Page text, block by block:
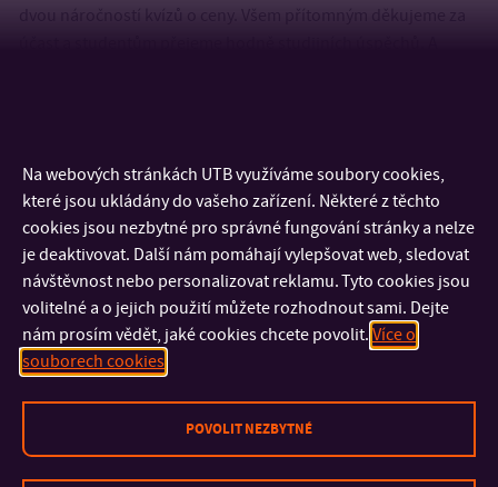
dvou náročností kvízů o ceny. Všem přítomným děkujeme za
KONTAKT
Na webových stránkách UTB využíváme soubory cookies,
které jsou ukládány do vašeho zařízení. Některé z těchto
cookies jsou nezbytné pro správné fungování stránky a nelze
je deaktivovat. Další nám pomáhají vylepšovat web, sledovat
návštěvnost nebo personalizovat reklamu. Tyto cookies jsou
volitelné a o jejich použití můžete rozhodnout sami. Dejte
nám prosím vědět, jaké cookies chcete povolit. Více o
souborech cookies
POVOLIT NEZBYTNÉ